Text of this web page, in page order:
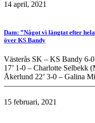
14 april, 2021
Dam: ”Något vi längtat efter
över KS Bandy
Västerås SK – KS Bandy 6-
17’ 1-0 – Charlotte Selbekk
Åkerlund 22’ 3-0 – Galina
15 februari, 2021